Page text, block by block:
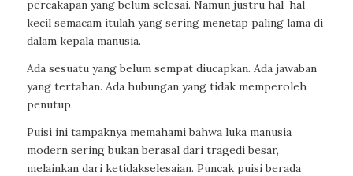
percakapan yang belum selesai. Namun justru hal-hal
kecil semacam itulah yang sering menetap paling lama di
dalam kepala manusia.
Ada sesuatu yang belum sempat diucapkan. Ada jawaban
yang tertahan. Ada hubungan yang tidak memperoleh
penutup.
Puisi ini tampaknya memahami bahwa luka manusia
modern sering bukan berasal dari tragedi besar,
melainkan dari ketidakselesaian. Puncak puisi berada